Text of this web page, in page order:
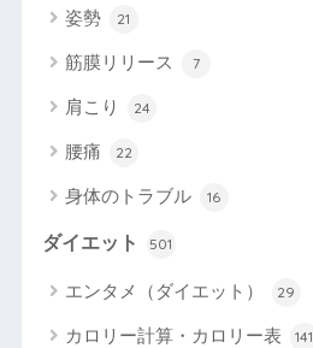
姿勢 21
筋膜リリース 7
肩こり 24
腰痛 22
身体のトラブル 16
ダイエット 501
エンタメ（ダイエット） 29
カロリー計算・カロリー表 141